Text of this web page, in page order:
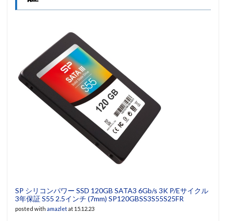
SP シリコンパワー SSD 120GB SATA3 6Gb/s 3K P/Eサイクル
3年保証 S55 2.5インチ (7mm) SP120GBSS3S55S25FR
posted with amazletat 15.12.23